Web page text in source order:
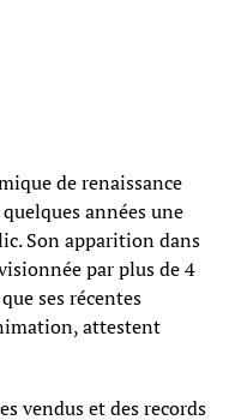
de renaissance
années une
Son apparition dans
par plus de 4
ses récentes
attestent
vendus et des records